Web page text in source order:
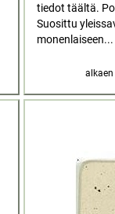
tiedot täältä.
Suosittu
monenlaiseen...
alkaen